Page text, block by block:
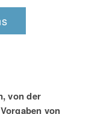
von der
von